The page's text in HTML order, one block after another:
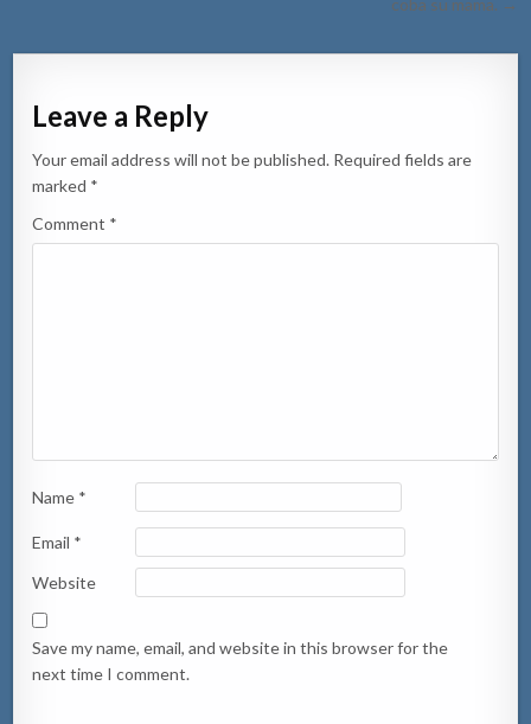
coba su mama. →
Leave a Reply
Your email address will not be published. Required fields are
marked *
Comment *
Name *
Email *
Website
Save my name, email, and website in this browser for the
next time I comment.